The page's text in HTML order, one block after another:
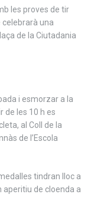
les proves de tir
celebrarà una
de la Ciutadania
i esmorzar a la
de les 10 h es
al Coll de la
de l’Escola
tindran lloc a
aperitiu de cloenda a